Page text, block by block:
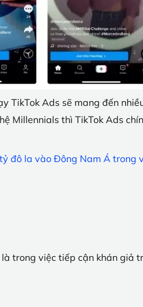
TikTok Ads sẽ mang đến
Millennials thì TikTok Ads
đô la vào Đông Nam Á trong
trong việc tiếp cận khán giả